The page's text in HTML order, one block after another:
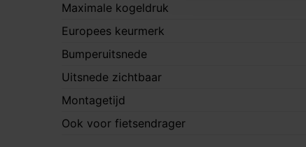
Maximale kogeldruk
Europees keurmerk
Bumperuitsnede
Uitsnede zichtbaar
Montagetijd
Ook voor fietsendrager